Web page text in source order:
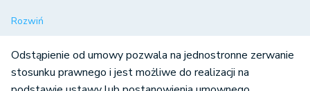
Rozwiń
Odstąpienie od umowy pozwala na jednostronne zerwanie
stosunku prawnego i jest możliwe do realizacji na